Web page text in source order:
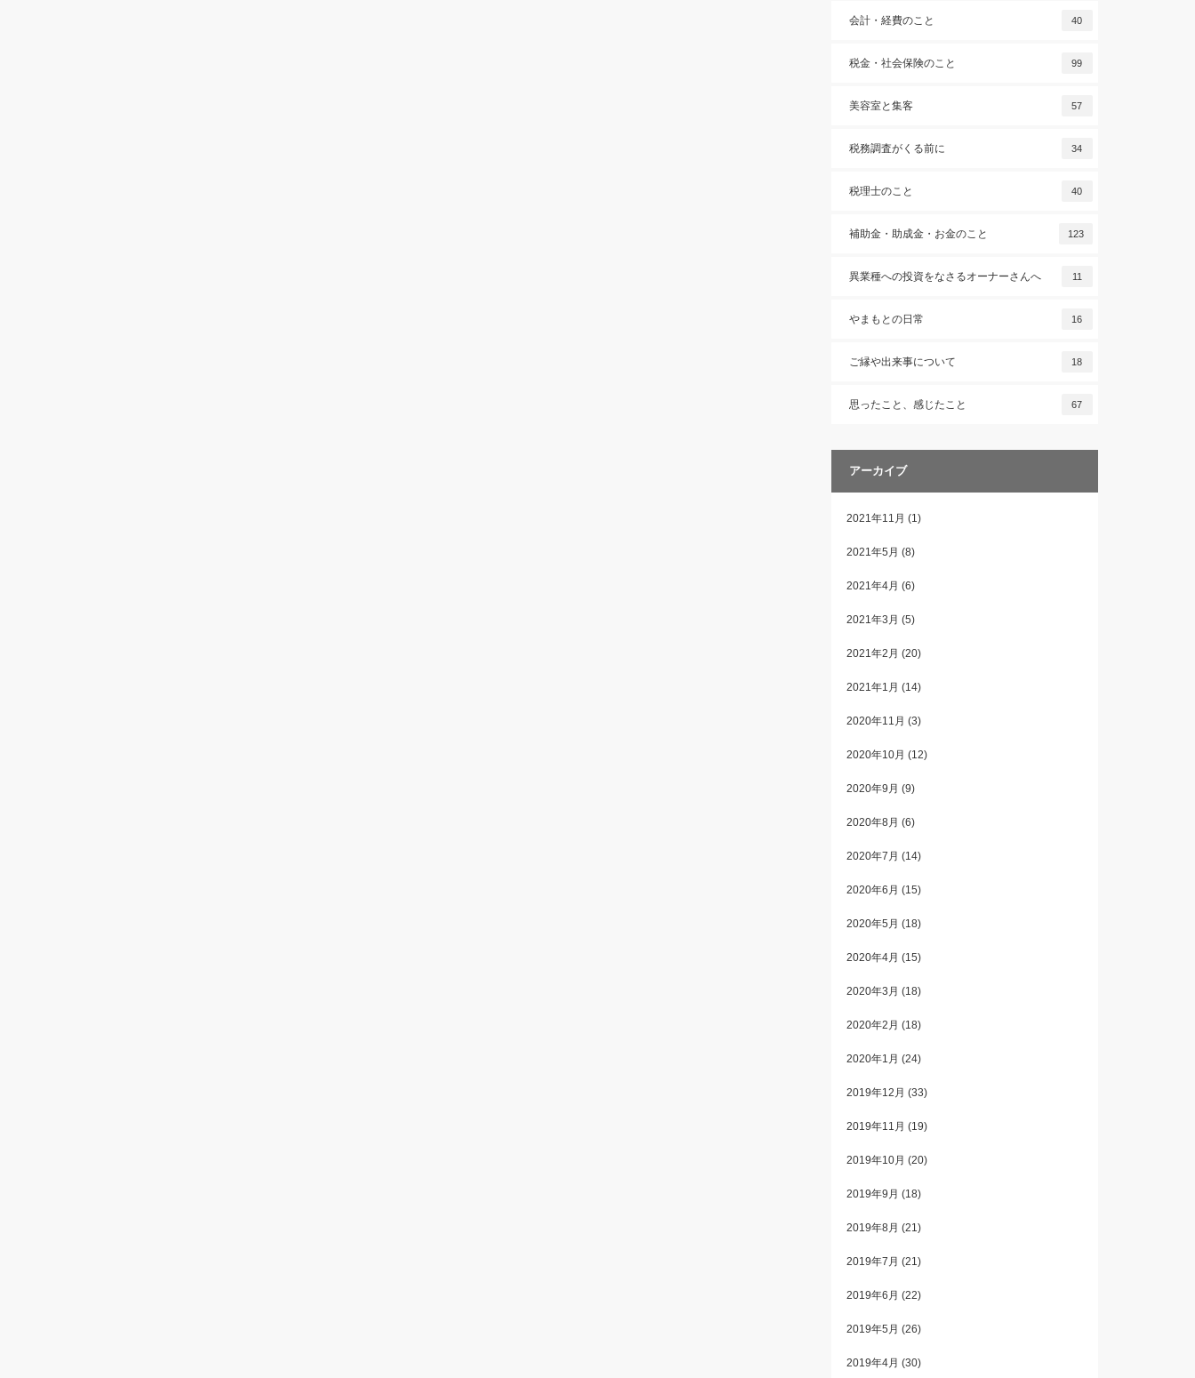
会計・経費のこと 40
税金・社会保険のこと 99
美容室と集客 57
税務調査がくる前に 34
税理士のこと 40
補助金・助成金・お金のこと 123
異業種への投資をなさるオーナーさんへ 11
やまもとの日常 16
ご縁や出来事について 18
思ったこと、感じたこと 67
アーカイブ
2021年11月 (1)
2021年5月 (8)
2021年4月 (6)
2021年3月 (5)
2021年2月 (20)
2021年1月 (14)
2020年11月 (3)
2020年10月 (12)
2020年9月 (9)
2020年8月 (6)
2020年7月 (14)
2020年6月 (15)
2020年5月 (18)
2020年4月 (15)
2020年3月 (18)
2020年2月 (18)
2020年1月 (24)
2019年12月 (33)
2019年11月 (19)
2019年10月 (20)
2019年9月 (18)
2019年8月 (21)
2019年7月 (21)
2019年6月 (22)
2019年5月 (26)
2019年4月 (30)